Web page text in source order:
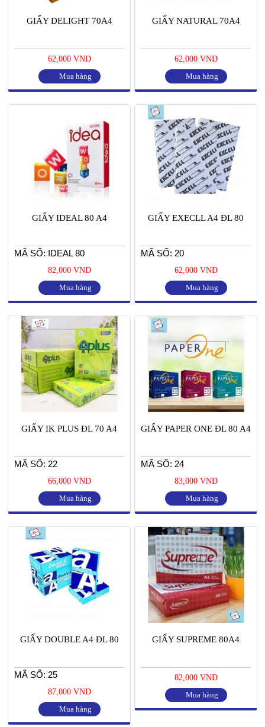
GIẤY DELIGHT 70A4
62,000 VND
Mua hàng
GIẤY NATURAL 70A4
62,000 VND
Mua hàng
GIẤY IDEAL 80 A4
MÃ SỐ: IDEAL 80
82,000 VND
Mua hàng
GIẤY EXECLL A4 ĐL 80
MÃ SỐ: 20
62,000 VND
Mua hàng
GIẤY IK PLUS ĐL 70 A4
MÃ SỐ: 22
66,000 VND
Mua hàng
GIẤY PAPER ONE ĐL 80 A4
MÃ SỐ: 24
83,000 VND
Mua hàng
GIẤY DOUBLE A4 ĐL 80
MÃ SỐ: 25
87,000 VND
Mua hàng
GIẤY SUPREME 80A4
82,000 VND
Mua hàng